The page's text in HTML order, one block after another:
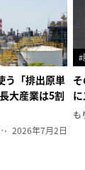
う「排出原単
大産業は5割
集長） 2026年7月2日
#